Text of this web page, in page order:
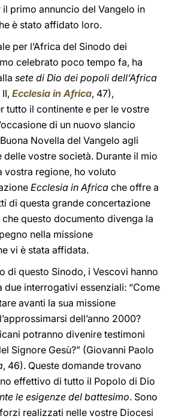
primo annuncio del Vangelo in
è stato affidato loro.
per l’Africa del Sinodo dei
celebrato poco tempo fa, ha
sete di Dio dei popoli dell’Africa
Ecclesia in Africa, 47),
tutto il continente e per le vostre
di un nuovo slancio
Novella del Vangelo agli
delle vostre società. Durante il mio
vostra regione, ho voluto
Ecclesia in Africa che offre a
di questa grande concertazione
questo documento divenga la
nella missione
vi è stata affidata.
di questo Sinodo, i Vescovi hanno
interrogativi essenziali: “Come
avanti la sua missione
dell’anno 2000?
potranno divenire testimoni
Signore Gesù?” (Giovanni Paolo
, 46). Queste domande trovano
effettivo di tutto il Popolo di Dio
le esigenze del battesimo. Sono
realizzati nelle vostre Diocesi